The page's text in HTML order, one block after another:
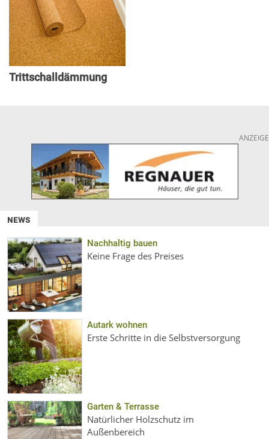
Trittschalldämmung
ANZEIGE
NEWS
Nachhaltig bauen
Keine Frage des Preises
Autark wohnen
Erste Schritte in die Selbstversorgung
Garten & Terrasse
Natürlicher Holzschutz im
Außenbereich